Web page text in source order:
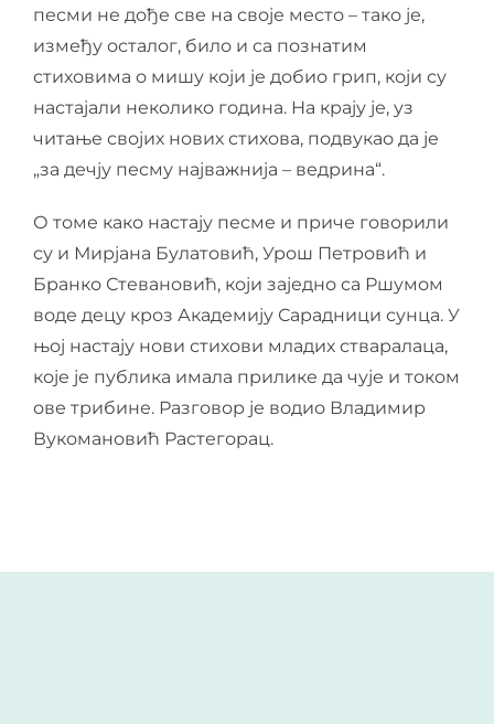
песми не дође све на своје место – тако је,
између осталог, било и са познатим
стиховима о мишу који је добио грип, који су
настајали неколико година. На крају је, уз
читање својих нових стихова, подвукао да је
„за дечју песму најважнија – ведрина“.
О томе како настају песме и приче говорили
су и Мирјана Булатовић, Урош Петровић и
Бранко Стевановић, који заједно са Ршумом
воде децу кроз Академију Сарадници сунца. У
њој настају нови стихови младих стваралаца,
које је публика имала прилике да чује и током
ове трибине. Разговор је водио Владимир
Вукомановић Растегорац.